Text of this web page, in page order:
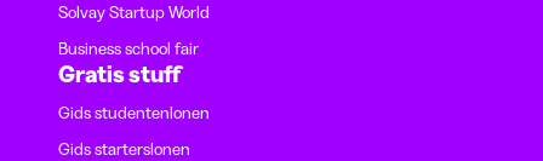
Solvay Startup World
Business school fair
Gratis stuff
Gids studentenlonen
Gids starterslonen